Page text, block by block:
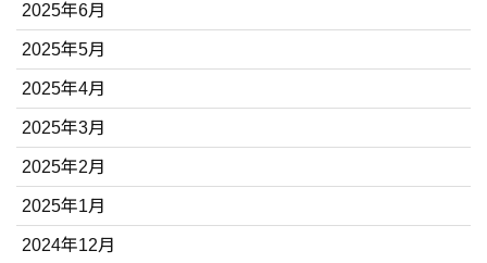
2025年6月
2025年5月
2025年4月
2025年3月
2025年2月
2025年1月
2024年12月